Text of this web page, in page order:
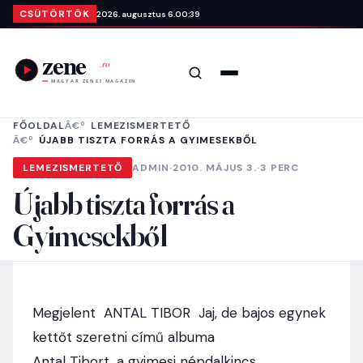
Ugrás a tartalomra
CSÜTÖRTÖK 2026. augusztus 6. 00:39
Keresés
FŐOLDAL
LEMEZISMERTETŐ
ÚJABB TISZTA FORRÁS A GYIMESEKBŐL
LEMEZISMERTETŐ ADMIN·2010. MÁJUS 3.·3 PERC
Újabb tiszta forrás a
Gyimesekből
Megjelent ANTAL TIBOR Jaj, de bajos egynek
kettőt szeretni című albuma